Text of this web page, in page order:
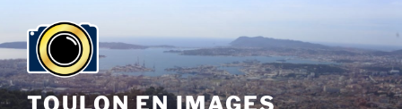
contenu
principal